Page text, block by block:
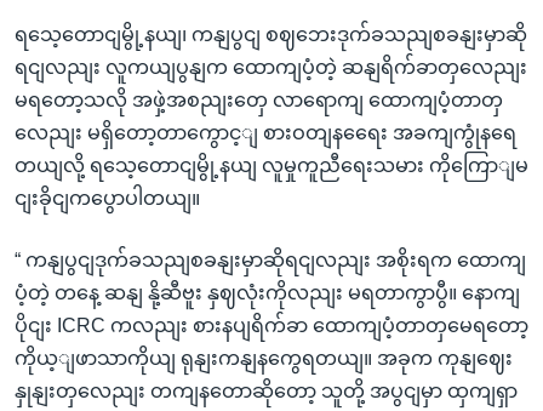
ရသေ့တောငျမွို့နယျ၊ ကနျပွငျ စဈဘေးဒုက်ခသညျစခနျးမှာဆို
ရငျလညျး လူကယျပွနျက ထောကျပံ့တဲ့ ဆနျရိက်ခာတှလေညျး
မရတော့သလို အဖှဲ့အစညျးတှေ လာရောကျ ထောကျပံ့တာတှ
လေညျး မရှိတော့တာကွောင့ျ စားဝတျနရေေး အခကျကွုံနရေ
တယျလို့ ရသေ့တောငျမွို့နယျ လူမှုကူညီရေးသမား ကိုကြောျမ
ငျးခိုငျကပွောပါတယျ။
“ ကနျပွငျဒုက်ခသညျစခနျးမှာဆိုရငျလညျး အစိုးရက ထောကျ
ပံ့တဲ့ တနေ့ ဆနျ နို့ဆီဗူး နှဈလုံးကိုလညျး မရတာကွာပွီ။ နောကျ
ပိုငျး ICRC ကလညျး စားနပျရိက်ခာ ထောကျပံ့တာတှမေရတော့
ကိုယ့ျဖာသာကိုယျ ရုနျးကနျနကွေရတယျ။ အခုက ကုနျဈေး
နှုနျးတှလေညျး တကျနတောဆိုတော့ သူတို့ အပွငျမှာ ထှကျရှာ